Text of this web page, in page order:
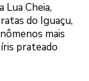
Cheia,
do Iguaçu,
mais
prateado